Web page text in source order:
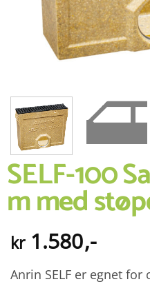
SELF-100
m med
kr1.580,-
Anrin SELF er egnet